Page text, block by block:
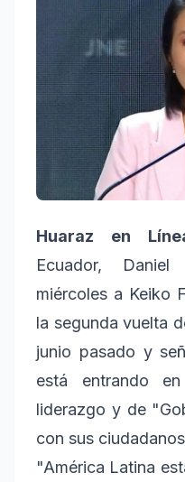
Huaraz en
Ecuador,
miércoles a Keiko
la segunda vuelta
junio pasado y
está entrando
liderazgo y de
con sus
"América Latina